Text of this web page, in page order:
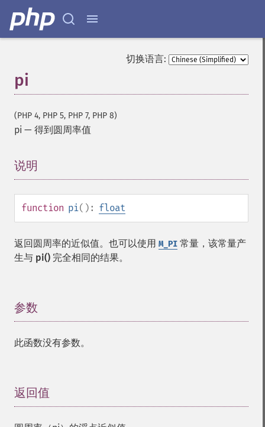
切换语言:
pi
(PHP 4, PHP 5, PHP 7, PHP 8)
pi — 得到圆周率值
说明
function pi(): float
返回圆周率的近似值。也可以使用 M_PI 常量，该常量产
生与 pi() 完全相同的结果。
参数
此函数没有参数。
返回值